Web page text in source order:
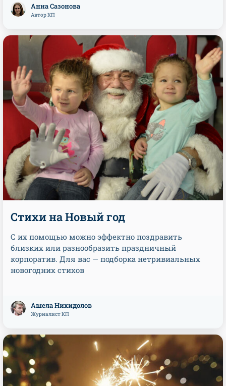
Анна Сазонова
Автор КП
Стихи на Новый год
С их помощью можно эффектно поздравить
близких или разнообразить праздничный
корпоратив. Для вас — подборка нетривиальных
новогодних стихов
Ашела Нихидолов
Журналист КП